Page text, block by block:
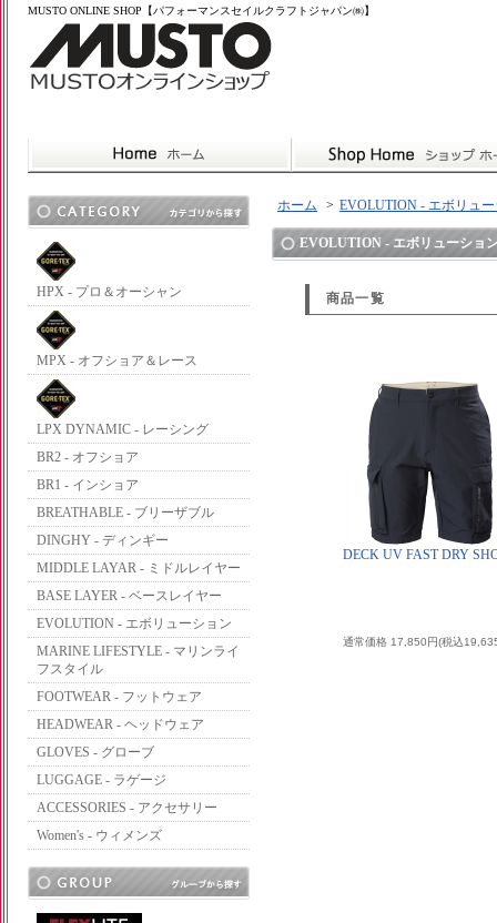
MUSTO ONLINE SHOP【パフォーマンスセイルクラフトジャパン㈱】
HPX - プロ＆オーシャン
MPX - オフショア＆レース
LPX DYNAMIC - レーシング
BR2 - オフショア
BR1 - インショア
BREATHABLE - ブリーザブル
DINGHY - ディンギー
MIDDLE LAYAR - ミドルレイヤー
BASE LAYER - ベースレイヤー
EVOLUTION - エボリューション
MARINE LIFESTYLE - マリンライ
フスタイル
FOOTWEAR - フットウェア
HEADWEAR - ヘッドウェア
GLOVES - グローブ
LUGGAGE - ラゲージ
ACCESSORIES - アクセサリー
Women's - ウィメンズ
ホーム > EVOLUTION - エボリュ
EVOLUTION - エボリューショ
商品一覧
DECK UV FAST DRY
通常価格 17,850円(税込